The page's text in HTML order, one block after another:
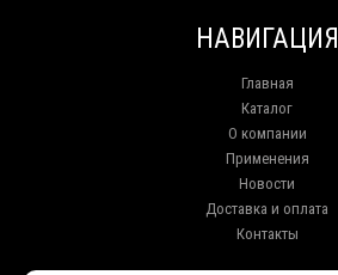
НАВИГАЦИЯ
Главная
Каталог
О компании
Применения
Новости
Доставка и оплата
Контакты